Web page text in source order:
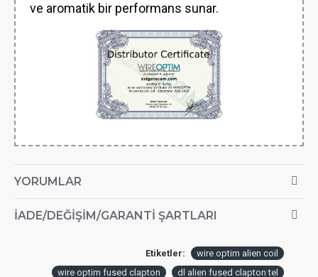
ve aromatik bir performans sunar.
YORUMLAR
İADE/DEĞIŞIM/GARANTI ŞARTLARI
Etiketler:
wire optim alien coil
wire optim fused clapton
dl alien fused clapton tel